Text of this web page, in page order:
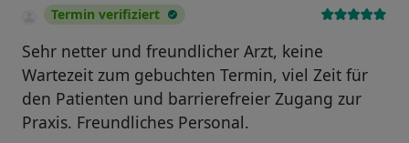
Termin verifiziert
Sehr netter und freundlicher Arzt, keine
Wartezeit zum gebuchten Termin, viel Zeit für
den Patienten und barrierefreier Zugang zur
Praxis. Freundliches Personal.